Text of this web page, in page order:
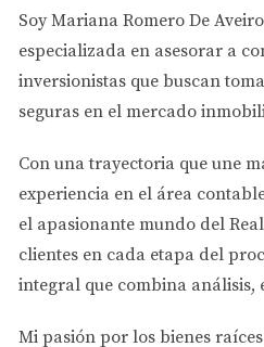
origen. En Latinoamérica te
12% de rendimiento anual,
se devalúa un 15% ese mismo
dinero.
Un4% o 6% neto en Miamies
de devaluación. Además,
como el préstamo DSCR, el
le da la bienvenida al
permitiéndote comprar
Soy Mariana Romero De Aveiro
especializada en asesorar a
inversionistas que buscan
seguras en el mercado
Con una trayectoria que une
experiencia en el área
el apasionante mundo del
clientes en cada etapa del
integral que combina análisis,
Mi pasión por los bienes